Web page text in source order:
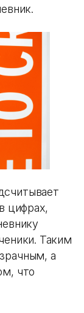
цифрах,
Таким
а
что